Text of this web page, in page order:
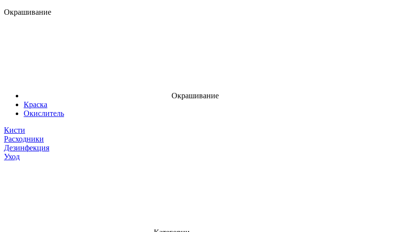
Окрашивание
Окрашивание
Краска
Окислитель
Кисти
Расходники
Дезинфекция
Уход